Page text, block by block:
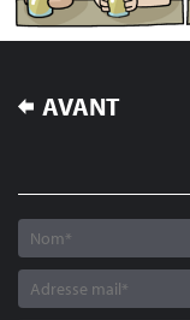
NAVIGATION
DE
AVANT